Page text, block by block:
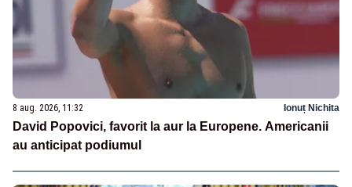
8 aug. 2026, 11:32 Ionuț Nichita
David Popovici, favorit la aur la Europene. Americanii
au anticipat podiumul